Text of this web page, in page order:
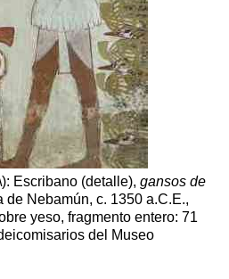
: Escribano (detalle), gansos de
de Nebamún, c. 1350 a.C.E.,
yeso, fragmento entero: 71
del Museo